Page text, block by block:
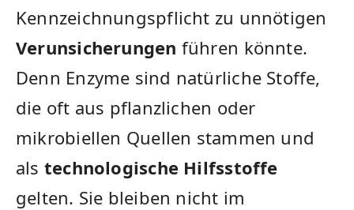
Kennzeichnungspflicht zu ‍unnötigen
Verunsicherungen führen ⁤könnte.
Denn Enzyme ​sind natürliche Stoffe,
die ‍oft aus pflanzlichen oder
mikrobiellen Quellen stammen und⁣
als technologische Hilfsstoffe
gelten. Sie bleiben nicht im